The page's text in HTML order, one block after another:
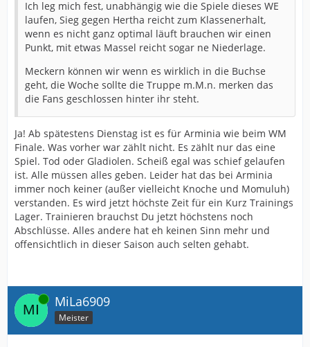
Ich leg mich fest, unabhängig wie die Spiele dieses WE
laufen, Sieg gegen Hertha reicht zum Klassenerhalt,
wenn es nicht ganz optimal läuft brauchen wir einen
Punkt, mit etwas Massel reicht sogar ne Niederlage.
Meckern können wir wenn es wirklich in die Buchse
geht, die Woche sollte die Truppe m.M.n. merken das
die Fans geschlossen hinter ihr steht.
Ja! Ab spätestens Dienstag ist es für Arminia wie beim WM
Finale. Was vorher war zählt nicht. Es zählt nur das eine
Spiel. Tod oder Gladiolen. Scheiß egal was schief gelaufen
ist. Alle müssen alles geben. Leider hat das bei Arminia
immer noch keiner (außer vielleicht Knoche und Momuluh)
verstanden. Es wird jetzt höchste Zeit für ein Kurz Trainings
Lager. Trainieren brauchst Du jetzt höchstens noch
Abschlüsse. Alles andere hat eh keinen Sinn mehr und
offensichtlich in dieser Saison auch selten gehabt.
Online MiLa6909
Meister